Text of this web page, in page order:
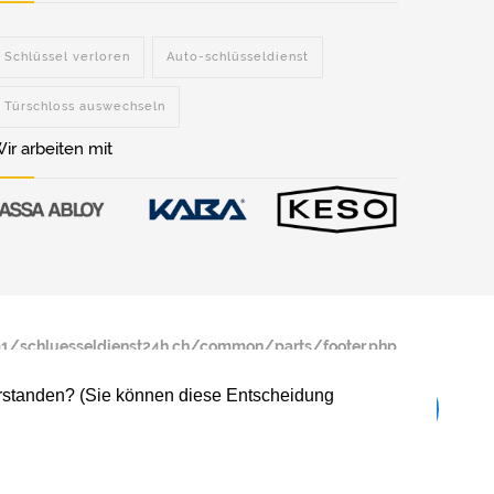
Schlüssel verloren Auto-schlüsseldienst
Türschloss auswechseln
arbeiten mit
schluesseldienst24h.ch/common/parts/footer.php
(Sie können diese Entscheidung